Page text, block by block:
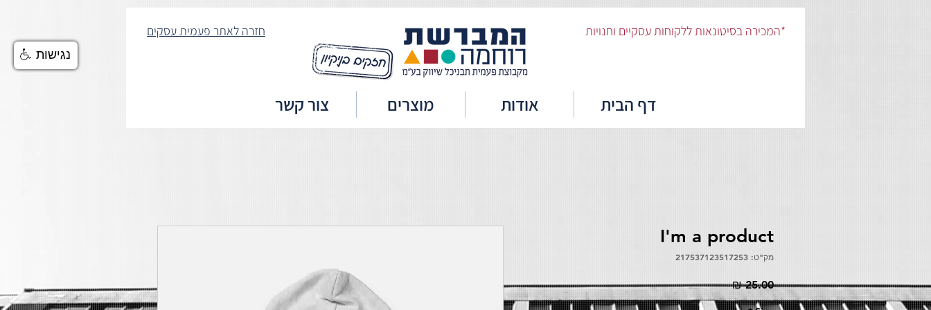
חזרה לאתר פעמית עסקים המכירה בסיטונאות ללקוחות עסקיים וחנויות*
דף הבית אודות מוצרים צור קשר
I'm a product
מק"ט: 217537123517253
מחיר
נגישות